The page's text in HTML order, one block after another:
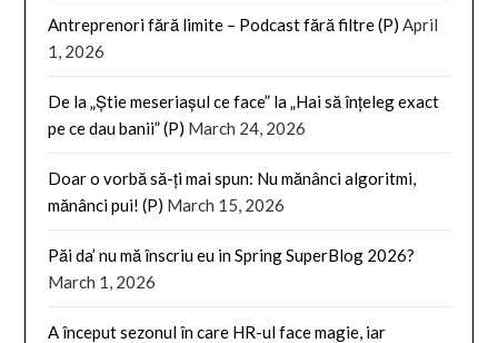
Antreprenori fără limite – Podcast fără filtre (P) April
1, 2026
De la „Știe meseriașul ce face” la „Hai să înțeleg exact
pe ce dau banii” (P) March 24, 2026
Doar o vorbă să-ți mai spun: Nu mănânci algoritmi,
mănânci pui! (P) March 15, 2026
Păi da’ nu mă înscriu eu in Spring SuperBlog 2026?
March 1, 2026
A început sezonul în care HR-ul face magie, iar